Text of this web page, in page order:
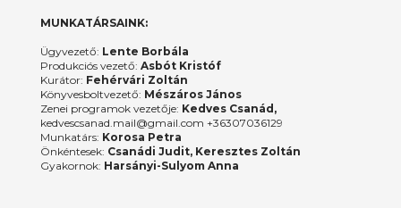
MUNKATÁRSAINK:
Ügyvezető: Lente Borbála
Produkciós vezető: Asbót Kristóf
Kurátor: Fehérvári Zoltán
Könyvesboltvezető: Mészáros János
Zenei programok vezetője: Kedves Csanád,
kedvescsanad.mail@gmail.com +36307036129
Munkatárs: Korosa Petra
Önkéntesek: Csanádi Judit, Keresztes Zoltán
Gyakornok: Harsányi-Sulyom Anna